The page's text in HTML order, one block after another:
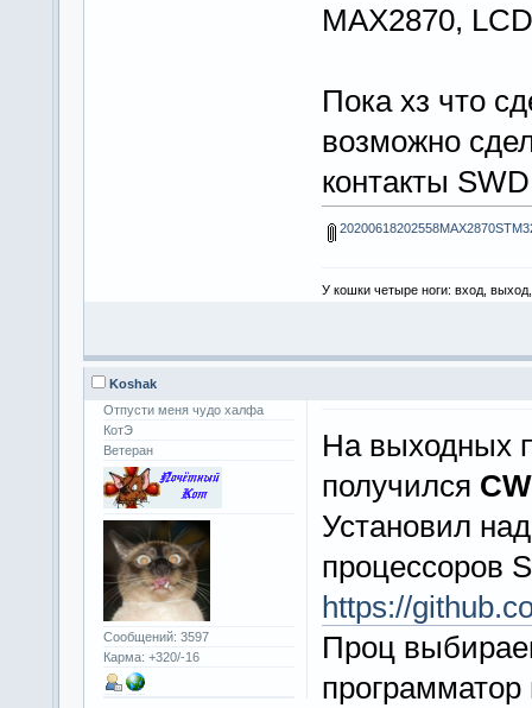
MAX2870,
Пока хз что
возможно
контакты SWD
У кошки четыре ноги: вход,
Koshak
Отпусти меня чудо халфа
КотЭ
Ветеран
Сообщений: 3597
Карма: +320/-16
На выходных
получился CW
Установил
процессоров
https://
Проц